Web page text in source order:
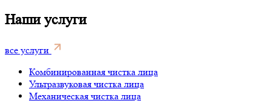
Наши услуги
все услуги
Комбинированная чистка лица
Ультразвуковая чистка лица
Механическая чистка лица